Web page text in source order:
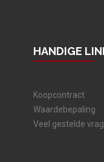
HANDIGE
Koopcontract
Waardebepaling
Veel gestelde